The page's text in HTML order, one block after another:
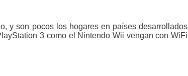
y son pocos los hogares en países desarrollados
3 como el Nintendo Wii vengan con WiFi